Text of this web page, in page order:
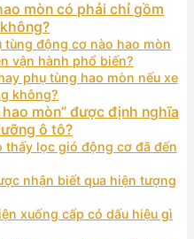
mòn có phải chỉ gồm
tùng động cơ nào hao mòn
vận hành phổ biến?
phụ tùng hao mòn nếu xe
không?
mòn” được định nghĩa
ô tô?
thấy lọc gió động cơ đã đến
nhận biết qua hiện tượng
xuống cấp có dấu hiệu gì